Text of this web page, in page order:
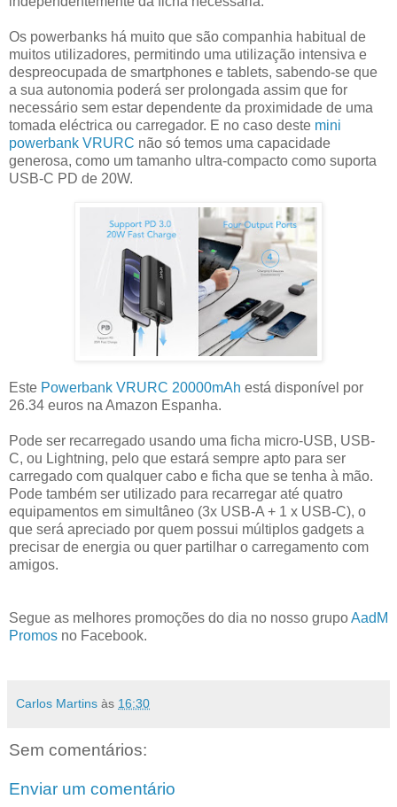
Os powerbanks há muito que são companhia habitual de
muitos utilizadores, permitindo uma utilização intensiva e
despreocupada de smartphones e tablets, sabendo-se que
a sua autonomia poderá ser prolongada assim que for
necessário sem estar dependente da proximidade de uma
tomada eléctrica ou carregador. E no caso deste mini
powerbank VRURC não só temos uma capacidade
generosa, como um tamanho ultra-compacto como suporta
USB-C PD de 20W.
Este Powerbank VRURC 20000mAh está disponível por
26.34 euros na Amazon Espanha.
Pode ser recarregado usando uma ficha micro-USB, USB-
C, ou Lightning, pelo que estará sempre apto para ser
carregado com qualquer cabo e ficha que se tenha à mão.
Pode também ser utilizado para recarregar até quatro
equipamentos em simultâneo (3x USB-A + 1 x USB-C), o
que será apreciado por quem possui múltiplos gadgets a
precisar de energia ou quer partilhar o carregamento com
amigos.
Segue as melhores promoções do dia no nosso grupoAadM
Promos no Facebook.
Carlos Martins às 16:30
Sem comentários:
Enviar um comentário